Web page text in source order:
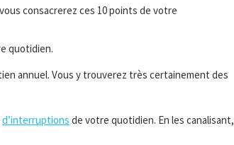
consacrerez ces 10 points de votre
quotidien.
annuel. Vous y trouverez très certainement des
d’interruptions de votre quotidien. En les canalisant,